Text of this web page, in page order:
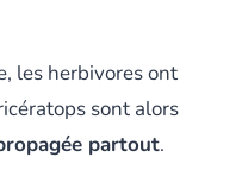
les herbivores ont
sont alors
partout.